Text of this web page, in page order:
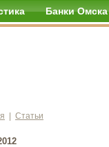
Банки Омска
Статьи